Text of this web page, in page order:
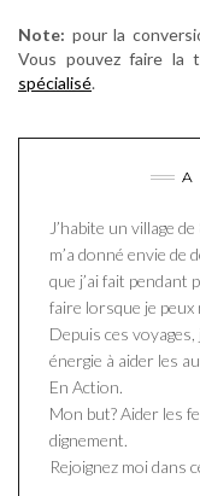
Note: pour la
Vous pouvez faire la
spécialisé.
A
J’habite un village
m’a donné envie de
que j’ai fait pendant
faire lorsque je peux
Depuis ces
énergie à aider les
En Action.
Mon but? Aider les
dignement.
Rejoignez moi dans